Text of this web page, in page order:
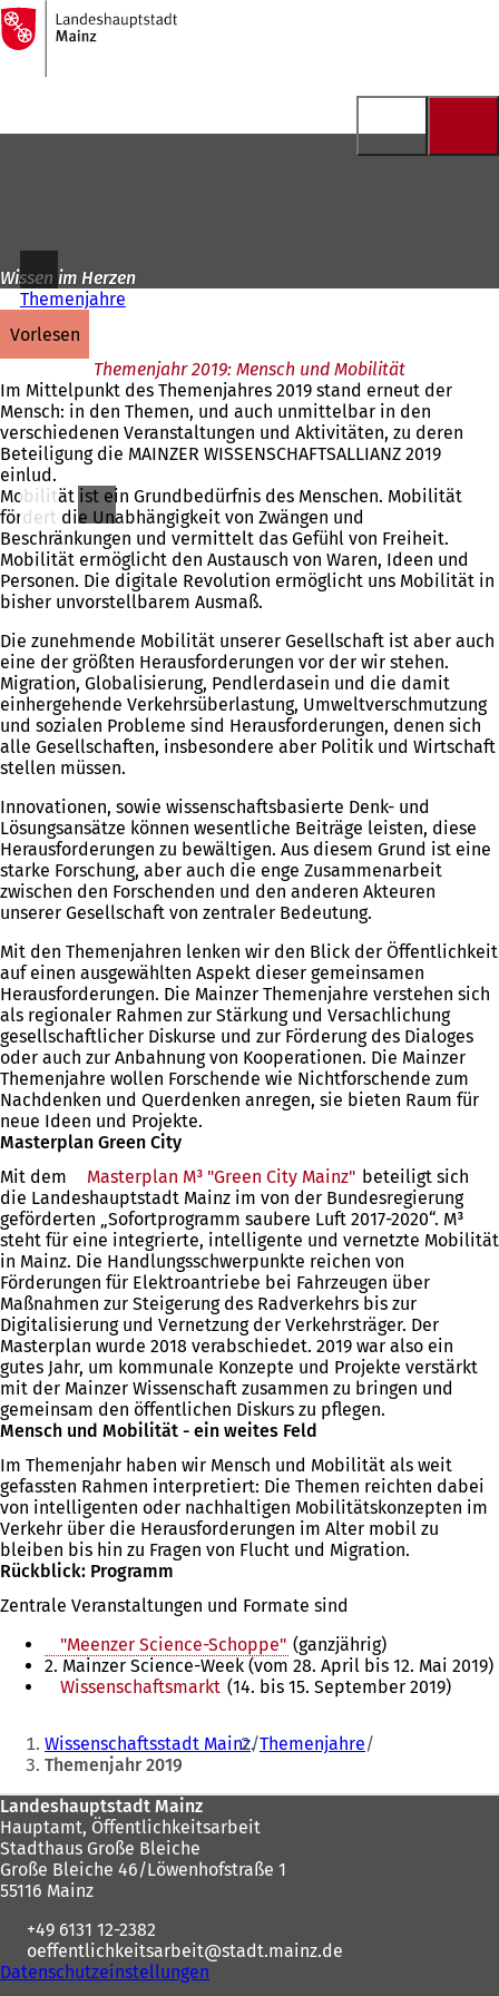
Inhalt anspringen
Zur
Startseite
Wissen im Herzen
Themenjahre
vorlesen
Themenjahr 2019: Mensch und Mobilität
Im Mittelpunkt des Themenjahres 2019 stand erneut der
Mensch: in den Themen, und auch unmittelbar in den
verschiedenen Veranstaltungen und Aktivitäten, zu deren
Beteiligung die MAINZER WISSENSCHAFTSALLIANZ 2019
einlud.
Mobilität ist ein Grundbedürfnis des Menschen. Mobilität
fördert die Unabhängigkeit von Zwängen und
Beschränkungen und vermittelt das Gefühl von Freiheit.
Mobilität ermöglicht den Austausch von Waren, Ideen und
Personen. Die digitale Revolution ermöglicht uns Mobilität in
bisher unvorstellbarem Ausmaß.
Die zunehmende Mobilität unserer Gesellschaft ist aber auch
eine der größten Herausforderungen vor der wir stehen.
Migration, Globalisierung, Pendlerdasein und die damit
einhergehende Verkehrsüberlastung, Umweltverschmutzung
und sozialen Probleme sind Herausforderungen, denen sich
alle Gesellschaften, insbesondere aber Politik und Wirtschaft
stellen müssen.
Innovationen, sowie wissenschaftsbasierte Denk- und
Lösungsansätze können wesentliche Beiträge leisten, diese
Herausforderungen zu bewältigen. Aus diesem Grund ist eine
starke Forschung, aber auch die enge Zusammenarbeit
zwischen den Forschenden und den anderen Akteuren
unserer Gesellschaft von zentraler Bedeutung.
Mit den Themenjahren lenken wir den Blick der Öffentlichkeit
auf einen ausgewählten Aspekt dieser gemeinsamen
Herausforderungen. Die Mainzer Themenjahre verstehen sich
als regionaler Rahmen zur Stärkung und Versachlichung
gesellschaftlicher Diskurse und zur Förderung des Dialoges
oder auch zur Anbahnung von Kooperationen. Die Mainzer
Themenjahre wollen Forschende wie Nichtforschende zum
Nachdenken und Querdenken anregen, sie bieten Raum für
neue Ideen und Projekte.
Masterplan Green City
Mit dem
Masterplan M³ "Green City Mainz" (Öffnet
in
einem
neuen
Tab)
beteiligt sich
die Landeshauptstadt Mainz im von der Bundesregierung
geförderten „Sofortprogramm saubere Luft 2017-2020“. M³
steht für eine integrierte, intelligente und vernetzte Mobilität
in Mainz. Die Handlungsschwerpunkte reichen von
Förderungen für Elektroantriebe bei Fahrzeugen über
Maßnahmen zur Steigerung des Radverkehrs bis zur
Digitalisierung und Vernetzung der Verkehrsträger. Der
Masterplan wurde 2018 verabschiedet. 2019 war also ein
gutes Jahr, um kommunale Konzepte und Projekte verstärkt
mit der Mainzer Wissenschaft zusammen zu bringen und
gemeinsam den öffentlichen Diskurs zu pflegen.
Mensch und Mobilität - ein weites Feld
Im Themenjahr haben wir Mensch und Mobilität als weit
gefassten Rahmen interpretiert: Die Themen reichten dabei
von intelligenten oder nachhaltigen Mobilitätskonzepten im
Verkehr über die Herausforderungen im Alter mobil zu
bleiben bis hin zu Fragen von Flucht und Migration.
Rückblick: Programm
Zentrale Veranstaltungen und Formate sind
"Meenzer Science-Schoppe" (ganzjährig)
2. Mainzer Science-Week (vom 28. April bis 12. Mai 2019)
Wissenschaftsmarkt (14. bis 15. September 2019)
Sie
befinden
sich
hier:
Wissenschaftsstadt Mainz Themenjahre
Themenjahr 2019
Fußbereich
Landeshauptstadt Mainz
Hauptamt, Öffentlichkeitsarbeit
Stadthaus Große Bleiche
Große Bleiche 46/Löwenhofstraße 1
55116 Mainz
+49 6131 12-2382
oeffentlichkeitsarbeit
stadt.mainz de
Datenschutzeinstellungen